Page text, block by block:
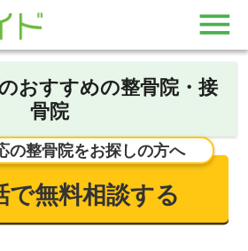
おすすめの整骨院・接
骨院
の整骨院をお探しの方へ
で無料相談する